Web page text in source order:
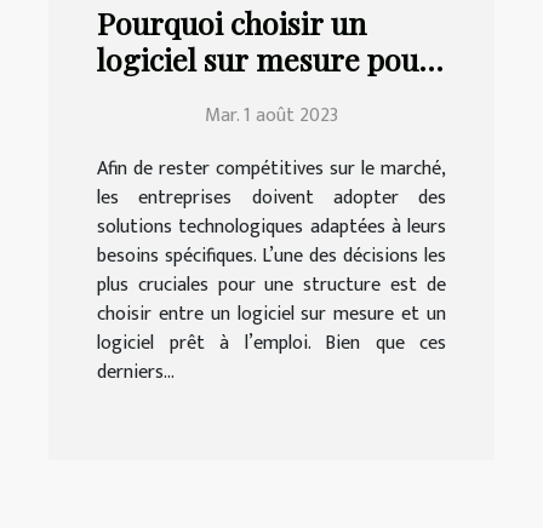
Pourquoi choisir un
logiciel sur mesure pour
Mar. 1 août 2023
Afin de rester compétitives sur le marché,
les entreprises doivent adopter des
solutions technologiques adaptées à leurs
besoins spécifiques. L’une des décisions les
plus cruciales pour une structure est de
choisir entre un logiciel sur mesure et un
logiciel prêt à l’emploi. Bien que ces
derniers...